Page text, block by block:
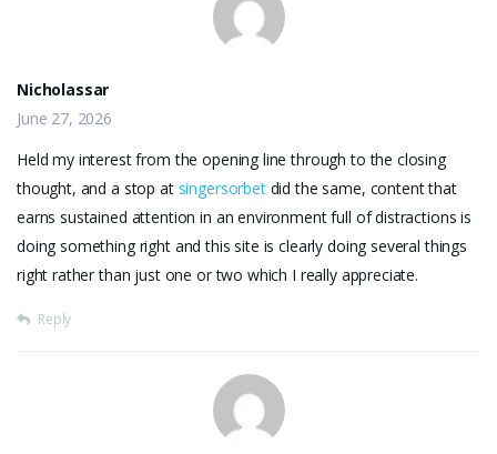
Nicholassar
June 27, 2026
Held my interest from the opening line through to the closing
thought, and a stop at singersorbetdid the same, content that
earns sustained attention in an environment full of distractions is
doing something right and this site is clearly doing several things
right rather than just one or two which I really appreciate.
Reply